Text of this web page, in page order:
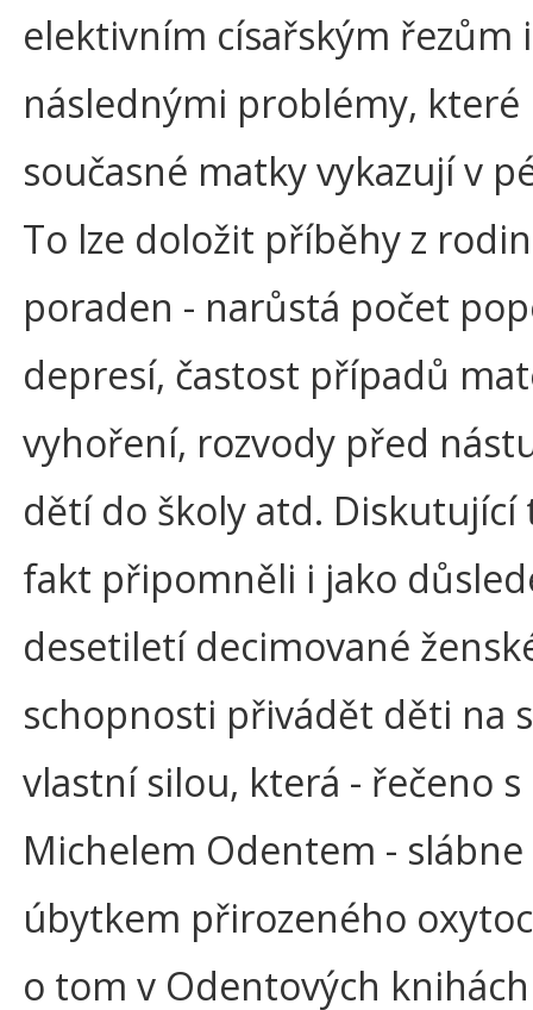
elektivním císařským řezům i
následnými problémy, které
současné matky vykazují v
To lze doložit příběhy z
poraden - narůstá počet
depresí, častost případů
vyhoření, rozvody před
dětí do školy atd. Diskutující
fakt připomněli i jako
desetiletí decimované
schopnosti přivádět děti na
vlastní silou, která - řečeno s
Michelem Odentem - slábne
úbytkem přirozeného
o tom v Odentových knihách